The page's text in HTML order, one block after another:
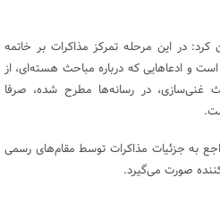
در این مرحله تمرکز مذاکرات بر خاتمه
و ادعاهایی که درباره مباحث هسته‌ای، از
در رسانه‌ها مطرح شده، صرفا
به جزئیات مذاکرات توسط مقام‌های رسمی
صورت می‌گیرد.